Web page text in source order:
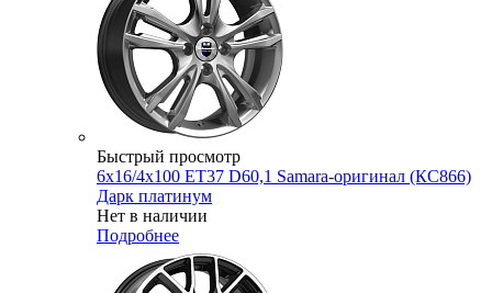
Быстрый просмотр
6x16/4x100 ET37 D60,1 Samara-оригинал (КС866)
Дарк платинум
Нет в наличии
Подробнее